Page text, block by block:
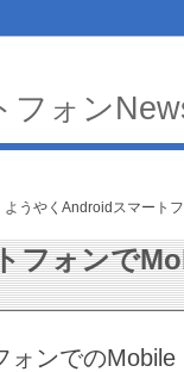
ようやくAndroidスマート
フォンで
ォンでのMobile
フォン